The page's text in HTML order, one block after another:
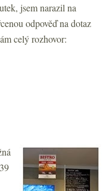
jsem narazil na
odpověď na dotaz
celý rozhovor: